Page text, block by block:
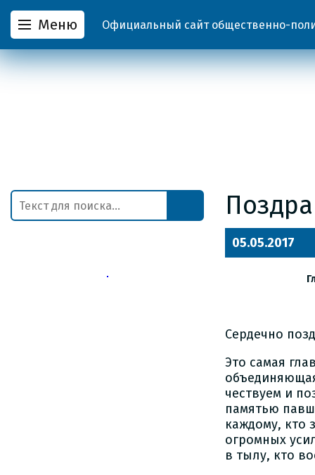
Меню Официальный сайт общественно-
05.05.2017
Сердечно
Это самая
чествуем и
памятью
каждому, кто
огромных
в тылу, кто